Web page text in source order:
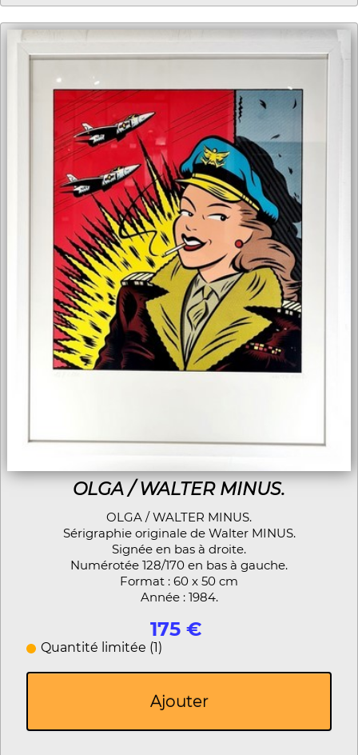
OLGA / WALTER MINUS.
OLGA / WALTER MINUS.
Sérigraphie originale de Walter MINUS.
Signée en bas à droite.
Numérotée 128/170 en bas à gauche.
Format : 60 x 50 cm
Année : 1984.
175 €
Quantité limitée (1)
Ajouter